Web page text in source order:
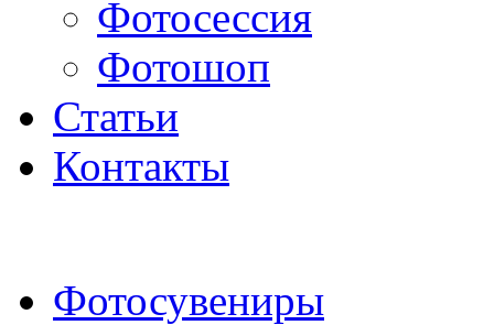
Фотосессия
Фотошоп
Статьи
Контакты
Фотосувениры